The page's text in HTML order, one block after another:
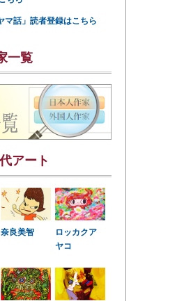
マ話」読者登録はこちら
一覧
アート
奈良美智
ロッカクア
ヤコ